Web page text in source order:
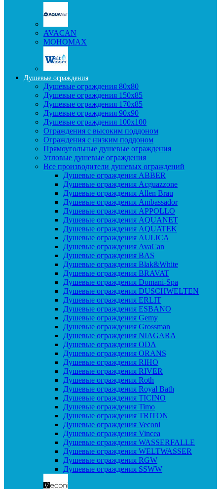
AVACAN
МОНОМАХ
Душевые ограждения
Душевые ограждения 80x80
Душевые ограждения 150x85
Душевые ограждения 170x85
Душевые ограждения 90x90
Душевые ограждения 100x100
Ограждения с высоким поддоном
Ограждения с низким поддоном
Прямоугольные душевые ограждения
Угловые душевые ограждения
Все производители душевых ограждений
Душевые ограждения ABBER
Душевые ограждения Acguazzone
Душевые ограждения Allen Brau
Душевые ограждения Ambassador
Душевые ограждения APPOLLO
Душевые ограждения AQUANET
Душевые ограждения AQUATEK
Душевые ограждения AULICA
Душевые ограждения AvaCan
Душевые ограждения BAS
Душевые ограждения Blak&White
Душевые ограждения BRAVAT
Душевые ограждения Domani-Spa
Душевые ограждения DUSCHWELTEN
Душевые ограждения ERLIT
Душевые ограждения ESBANO
Душевые ограждения Gemy
Душевые ограждения Grossman
Душевые ограждения NIAGARA
Душевые ограждения ODA
Душевые ограждения ORANS
Душевые ограждения RIHO
Душевые ограждения RIVER
Душевые ограждения Roth
Душевые ограждения Royal Bath
Душевые ограждения TICINO
Душевые ограждения Timo
Душевые ограждения TRITON
Душевые ограждения Veconi
Душевые ограждения Vincea
Душевые ограждения WASSERFALLE
Душевые ограждения WELTWASSER
Душевые ограждения RGW
Душевые ограждения SSWW